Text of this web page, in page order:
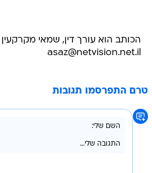
הכותב הוא עורך דין, שמאי מקרקעין
asaz@netvision.net.il
טרם התפרסמו תגובות